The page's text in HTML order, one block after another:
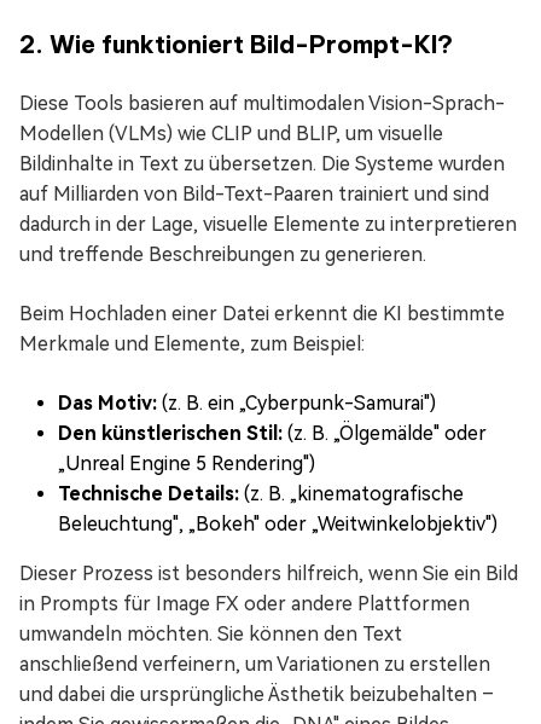
2. Wie funktioniert Bild-Prompt-KI?
Diese Tools basieren auf multimodalen Vision-Sprach-
Modellen (VLMs) wie CLIP und BLIP, um visuelle
Bildinhalte in Text zu übersetzen. Die Systeme wurden
auf Milliarden von Bild-Text-Paaren trainiert und sind
dadurch in der Lage, visuelle Elemente zu interpretieren
und treffende Beschreibungen zu generieren.
Beim Hochladen einer Datei erkennt die KI bestimmte
Merkmale und Elemente, zum Beispiel:
Das Motiv: (z. B. ein „Cyberpunk-Samurai")
Den künstlerischen Stil: (z. B. „Ölgemälde" oder
„Unreal Engine 5 Rendering")
Technische Details: (z. B. „kinematografische
Beleuchtung", „Bokeh" oder „Weitwinkelobjektiv")
Dieser Prozess ist besonders hilfreich, wenn Sie ein Bild
in Prompts für Image FX oder andere Plattformen
umwandeln möchten. Sie können den Text
anschließend verfeinern, um Variationen zu erstellen
und dabei die ursprüngliche Ästhetik beizubehalten –